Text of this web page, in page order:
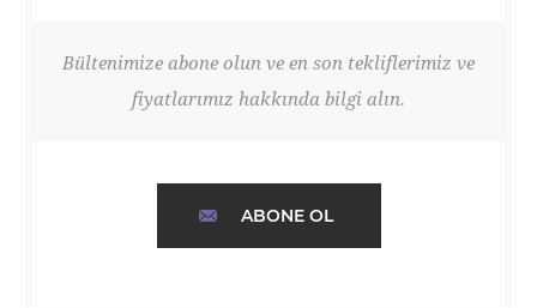
Bültenimize abone olun ve en son tekliflerimiz ve
fiyatlarımız hakkında bilgi alın.
ABONE OL